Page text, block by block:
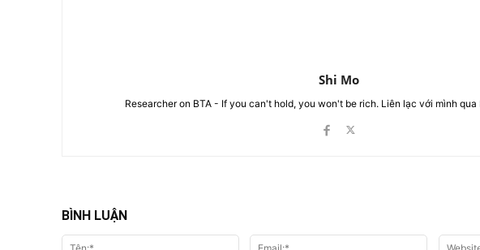
Shi Mo
Researcher on BTA - If you can't hold, you won't be rich. Liên lạc với mình qua
BÌNH LUẬN
Tên:* Email:*